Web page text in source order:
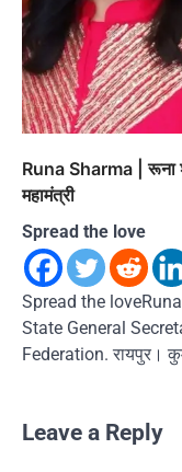
Runa Sharma | रूना
महामंत्री
Spread the love
Spread the
State General
Federation. रायपुर।
Leave a Reply